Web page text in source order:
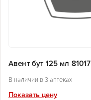
Авент бут 125 мл 81017
В наличии в 3 аптеках
Показать цену